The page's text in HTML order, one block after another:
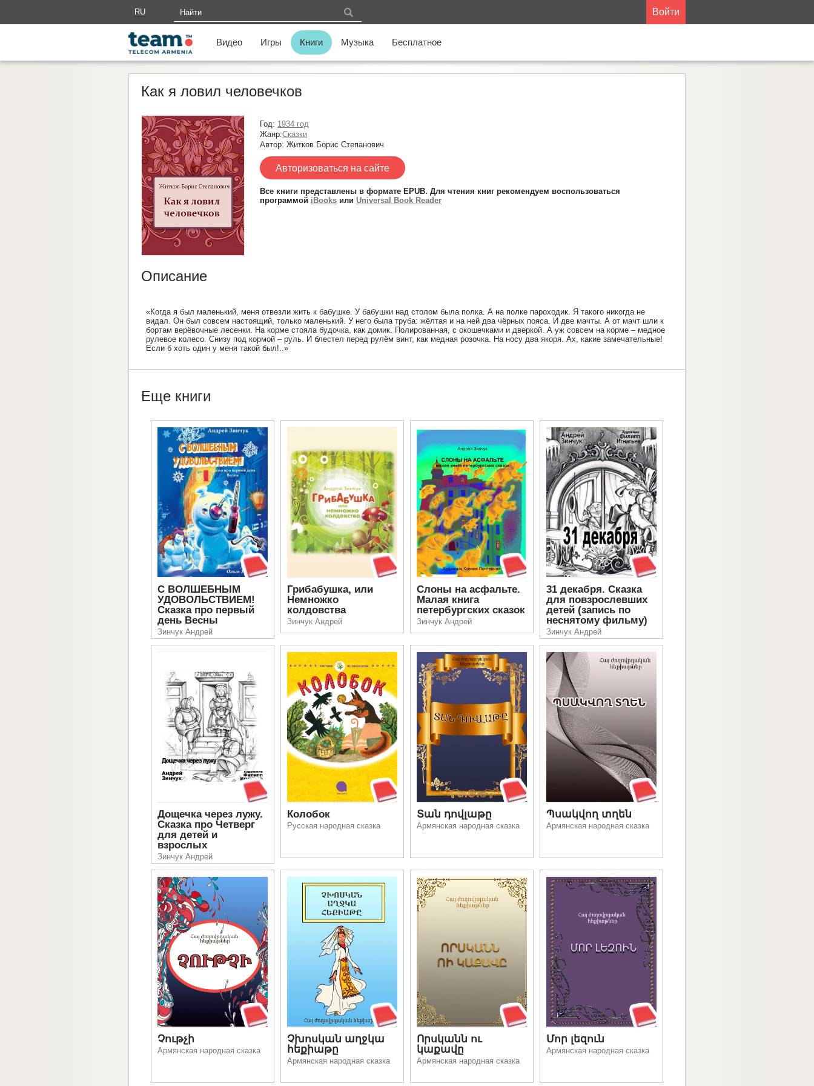
Войти
RU
AM
Видео Игры Книги Музыка Бесплатное
Как я ловил человечков
Год: 1934 год
Жанр:Сказки
Автор: Житков Борис Степанович
Авторизоваться на сайте
Все книги представлены в формате EPUB. Для чтения книг рекомендуем воспользоваться
программой iBooksили Universal Book Reader
Описание
«Когда я был маленький, меня отвезли жить к бабушке. У бабушки над столом была полка. А на полке пароходик. Я такого никогда не
видал. Он был совсем настоящий, только маленький. У него была труба: жёлтая и на ней два чёрных пояса. И две мачты. А от мачт шли к
бортам верёвочные лесенки. На корме стояла будочка, как домик. Полированная, с окошечками и дверкой. А уж совсем на корме – медное
рулевое колесо. Снизу под кормой – руль. И блестел перед рулём винт, как медная розочка. На носу два якоря. Ах, какие замечательные!
Если б хоть один у меня такой был!..»
Еще книги
С ВОЛШЕБНЫМ
УДОВОЛЬСТВИЕМ!
Сказка про первый
день Весны
Зинчук Андрей
Грибабушка, или
Немножко
колдовства
Зинчук Андрей
Слоны на асфальте.
Малая книга
петербургских сказок
Зинчук Андрей
31 декабря. Сказка
для повзрослевших
детей (запись по
неснятому фильму)
Зинчук Андрей
Дощечка через лужу.
Сказка про Четверг
для детей и
взрослых
Зинчук Андрей
Колобок
Русская народная сказка
Տան դովլաթը
Армянская народная сказка
Պսակվող տղեն
Армянская народная сказка
Չութչի
Армянская народная сказка
Չխոսկան աղջկա
հեքիաթը
Армянская народная сказка
Որսկանն ու
կաքավը
Армянская народная сказка
Մոր լեզուն
Армянская народная сказка